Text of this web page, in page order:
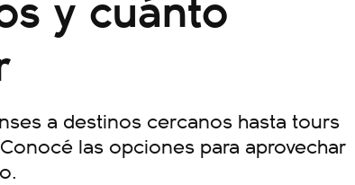
a destinos cercanos hasta tours
las opciones para aprovechar